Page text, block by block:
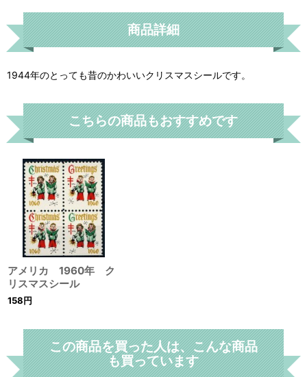
商品詳細
1944年のとっても昔のかわいいクリスマスシールです。
こちらの商品もおすすめです
アメリカ 1960年 ク
リスマスシール
158円
この商品を買った人は、こんな商品
も買っています